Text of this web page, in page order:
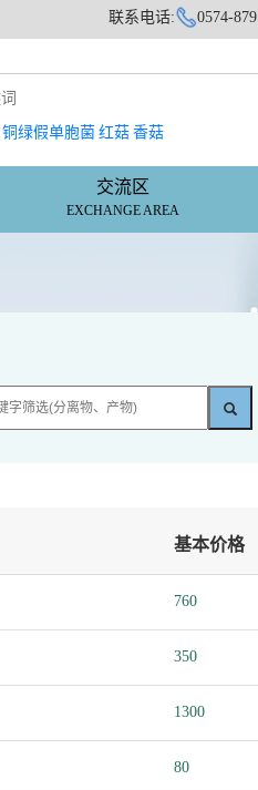
联系电话: 0574-
铜绿假单胞菌 红菇 香菇
交流区
EXCHANGE AREA
基本价格
760
350
1300
80